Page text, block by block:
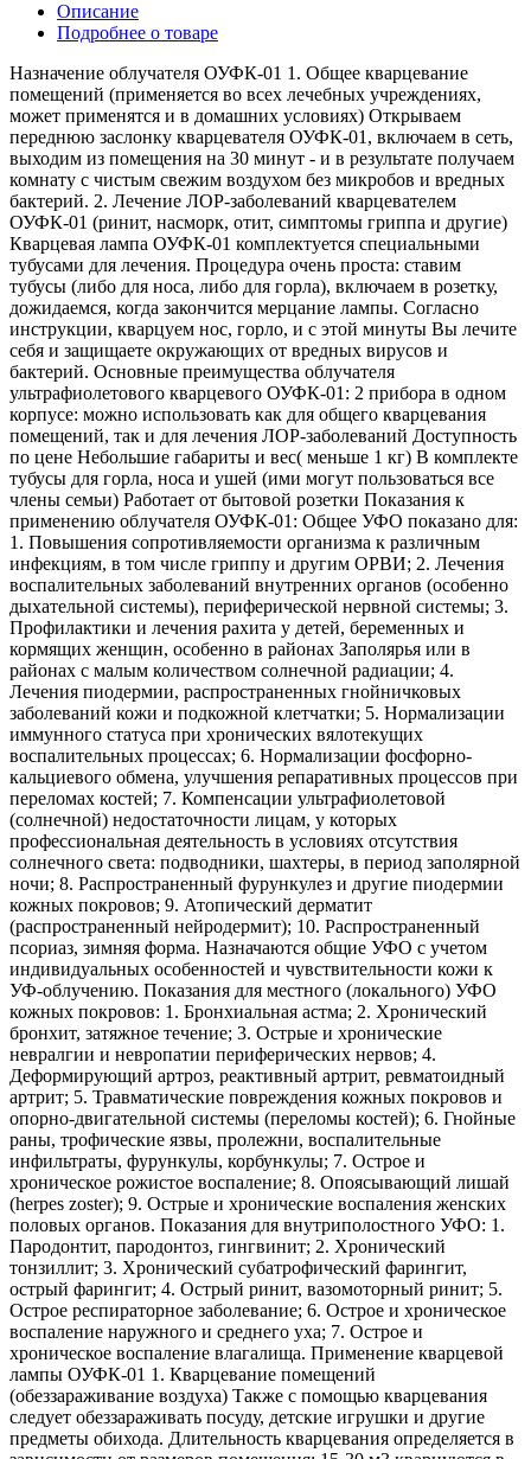
Описание
Подробнее о товаре
Назначение облучателя ОУФК-01 1. Общее кварцевание
помещений (применяется во всех лечебных учреждениях,
может применятся и в домашних условиях) Открываем
переднюю заслонку кварцевателя ОУФК-01, включаем в сеть,
выходим из помещения на 30 минут - и в результате получаем
комнату с чистым свежим воздухом без микробов и вредных
бактерий. 2. Лечение ЛОР-заболеваний кварцевателем
ОУФК-01 (ринит, насморк, отит, симптомы гриппа и другие)
Кварцевая лампа ОУФК-01 комплектуется специальными
тубусами для лечения. Процедура очень проста: ставим
тубусы (либо для носа, либо для горла), включаем в розетку,
дожидаемся, когда закончится мерцание лампы. Согласно
инструкции, кварцуем нос, горло, и с этой минуты Вы лечите
себя и защищаете окружающих от вредных вирусов и
бактерий. Основные преимущества облучателя
ультрафиолетового кварцевого ОУФК-01: 2 прибора в одном
корпусе: можно использовать как для общего кварцевания
помещений, так и для лечения ЛОР-заболеваний Доступность
по цене Небольшие габариты и вес( меньше 1 кг) В комплекте
тубусы для горла, носа и ушей (ими могут пользоваться все
члены семьи) Работает от бытовой розетки Показания к
применению облучателя ОУФК-01: Общее УФО показано для:
1. Повышения сопротивляемости организма к различным
инфекциям, в том числе гриппу и другим ОРВИ; 2. Лечения
воспалительных заболеваний внутренних органов (особенно
дыхательной системы), периферической нервной системы; 3.
Профилактики и лечения рахита у детей, беременных и
кормящих женщин, особенно в районах Заполярья или в
районах с малым количеством солнечной радиации; 4.
Лечения пиодермии, распространенных гнойничковых
заболеваний кожи и подкожной клетчатки; 5. Нормализации
иммунного статуса при хронических вялотекущих
воспалительных процессах; 6. Нормализации фосфорно-
кальциевого обмена, улучшения репаративных процессов при
переломах костей; 7. Компенсации ультрафиолетовой
(солнечной) недостаточности лицам, у которых
профессиональная деятельность в условиях отсутствия
солнечного света: подводники, шахтеры, в период заполярной
ночи; 8. Распространенный фурункулез и другие пиодермии
кожных покровов; 9. Атопический дерматит
(распространенный нейродермит); 10. Распространенный
псориаз, зимняя форма. Назначаются общие УФО с учетом
индивидуальных особенностей и чувствительности кожи к
УФ-облучению. Показания для местного (локального) УФО
кожных покровов: 1. Бронхиальная астма; 2. Хронический
бронхит, затяжное течение; 3. Острые и хронические
невралгии и невропатии периферических нервов; 4.
Деформирующий артроз, реактивный артрит, ревматоидный
артрит; 5. Травматические повреждения кожных покровов и
опорно-двигательной системы (переломы костей); 6. Гнойные
раны, трофические язвы, пролежни, воспалительные
инфильтраты, фурункулы, корбункулы; 7. Острое и
хроническое рожистое воспаление; 8. Опоясывающий лишай
(herpes zoster); 9. Острые и хронические воспаления женских
половых органов. Показания для внутриполостного УФО: 1.
Пародонтит, пародонтоз, гингвинит; 2. Хронический
тонзиллит; 3. Хронический субатрофический фарингит,
острый фарингит; 4. Острый ринит, вазомоторный ринит; 5.
Острое респираторное заболевание; 6. Острое и хроническое
воспаление наружного и среднего уха; 7. Острое и
хроническое воспаление влагалища. Применение кварцевой
лампы ОУФК-01 1. Кварцевание помещений
(обеззараживание воздуха) Также с помощью кварцевания
следует обеззараживать посуду, детские игрушки и другие
предметы обихода. Длительность кварцевания определяется в